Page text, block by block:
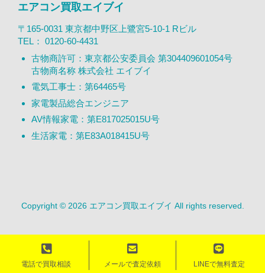
エアコン買取エイブイ
〒165-0031 東京都中野区上鷺宮5-10-1 Rビル
TEL： 0120-60-4431
古物商許可：東京都公安委員会 第304409601054号
古物商名称 株式会社 エイブイ
電気工事士：第64465号
家電製品総合エンジニア
AV情報家電：第E817025015U号
生活家電：第E83A018415U号
Copyright © 2026 エアコン買取エイブイ All rights reserved.
電話で買取相談 メールで査定依頼 LINEで無料査定